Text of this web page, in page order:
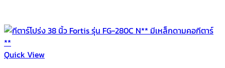
Quick View